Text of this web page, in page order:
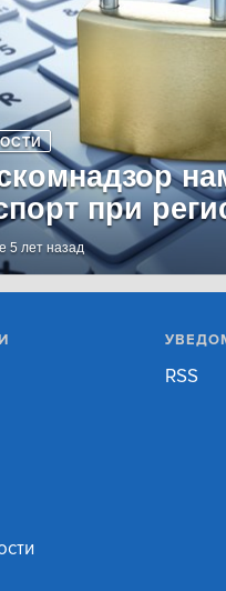
при
5 лет назад
RSS